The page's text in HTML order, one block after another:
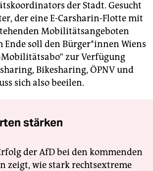
der Stadt. Gesucht
der eine E-Carsharin-Flotte mit
Mobilitätsangeboten
soll den Bür­ge­r*innen Wiens
zur Verfügung
Bikesharing, ÖPNV und
sich also beeilen.
stärken
der AfD bei den kommenden
zeigt, wie stark rechtsextreme